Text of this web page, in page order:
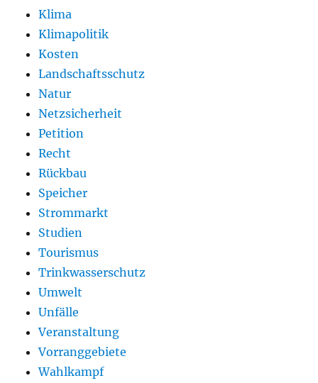
Klima
Klimapolitik
Kosten
Landschaftsschutz
Natur
Netzsicherheit
Petition
Recht
Rückbau
Speicher
Strommarkt
Studien
Tourismus
Trinkwasserschutz
Umwelt
Unfälle
Veranstaltung
Vorranggebiete
Wahlkampf